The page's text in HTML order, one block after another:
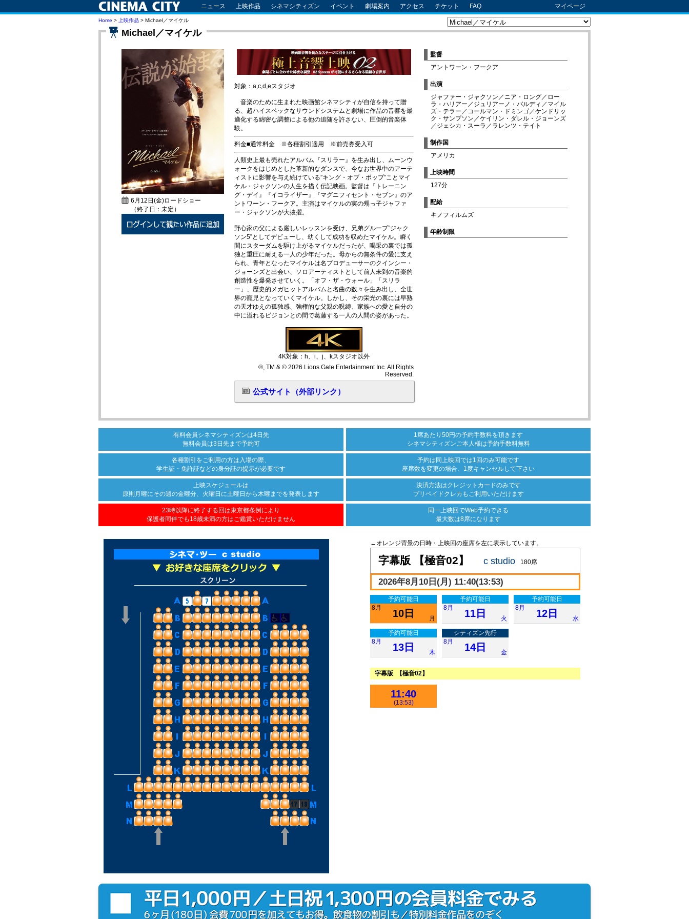
ニュース 上映作品 シネマシティズン イベント 劇場案内 アクセス チケット FAQ マイページ
Home > 上映作品 > Michael／マイケル
Michael／マイケル
6月12日(金)ロードショー
（終了日：未定）
対象：a,c,d,eスタジオ
音楽のために生まれた映画館シネマシティが自信を持って贈
る、超ハイスペックなサウンドシステムと劇場に作品の音響を最
適化する綿密な調整による他の追随を許さない、圧倒的音楽体
験。
料金■通常料金 ※各種割引適用 ※前売券受入可
人類史上最も売れたアルバム『スリラー』を生み出し、ムーンウ
ォークをはじめとした革新的なダンスで、今なお世界中のアーテ
ィストに影響を与え続けている”キング・オブ・ポップ”ことマイ
ケル・ジャクソンの人生を描く伝記映画。監督は『トレーニン
グ・デイ』『イコライザー』『マグニフィセント・セブン』のア
ントワーン・フークア。主演はマイケルの実の甥っ子ジャファ
ー・ジャクソンが大抜擢。
野心家の父による厳しいレッスンを受け、兄弟グループ”ジャク
ソン5”としてデビューし、幼くして成功を収めたマイケル。瞬く
間にスターダムを駆け上がるマイケルだったが、喝采の裏では孤
独と重圧に耐える一人の少年だった。母からの無条件の愛に支え
られ、青年となったマイケルは名プロデューサーのクインシー・
ジョーンズと出会い、ソロアーティストとして前人未到の音楽的
創造性を爆発させていく。「オフ・ザ・ウォール」「スリラ
ー」、歴史的メガヒットアルバムと名曲の数々を生み出し、全世
界の寵児となっていくマイケル。しかし、その栄光の裏には早熟
の天才ゆえの孤独感、強権的な父親の呪縛、家族への愛と自分の
中に溢れるビジョンとの間で葛藤する一人の人間の姿があった。
4K対象：h、i、j、kスタジオ以外
®, TM & © 2026 Lions Gate Entertainment Inc. All Rights
Reserved.
公式サイト（外部リンク）
監督
アントワーン・フークア
出演
ジャファー・ジャクソン／ニア・ロング／ロー
ラ・ハリアー／ジュリアーノ・バルディ／マイル
ズ・テラー／コールマン・ドミンゴ／ケンドリッ
ク・サンプソン／ケイリン・ダレル・ジョーンズ
／ジェシカ・スーラ／ラレンツ・テイト
制作国
アメリカ
上映時間
127分
配給
キノフィルムズ
年齢制限
有料会員シネマシティズンは4日先
無料会員は3日先まで予約可
1席あたり50円の予約手数料を頂きます
シネマシティズンご本人様は予約手数料無料
各種割引をご利用の方は 入場の際、
学生証・免許証などの身分証の提示が必要です
予約は同上映回では1回のみ可能です
座席数を変更の場合、 1度キャンセルして下さい
上映スケジュールは
原則月曜にその週の金曜分、 火曜日に土曜日から木曜までを発表します
決済方法はクレジットカードのみです
プリペイドクレカも ご利用いただけます
23時以降に終了する回は東京都条例により
保護者同伴でも18歳未満の方はご鑑賞いただけません
同一上映回でWeb予約できる
最大数は8席になります
←オレンジ背景の日時・上映回の座席を左に表示しています。
字幕版 【極音02】 c studio 180席
2026年8月10日(月) 11:40(13:53)
予約可能日
8月
10日 月
予約可能日
8月
11日 火
予約可能日
8月
12日
水
予約可能日
8月
13日 木
シティズン先行
8月
14日 金
字幕版 【極音02】
11:40
(13:53)